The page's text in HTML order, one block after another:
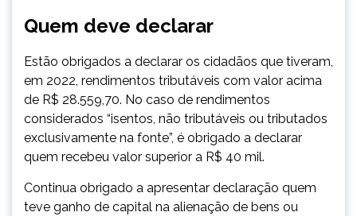
Quem deve declarar
Estão obrigados a declarar os cidadãos que tiveram,
em 2022, rendimentos tributáveis com valor acima
de R$ 28.559,70. No caso de rendimentos
considerados “isentos, não tributáveis ou tributados
exclusivamente na fonte”, é obrigado a declarar
quem recebeu valor superior a R$ 40 mil.
Continua obrigado a apresentar declaração quem
teve ganho de capital na alienação de bens ou